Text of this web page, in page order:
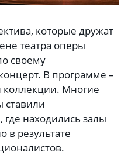
которые дружат
театра оперы
своему
В программе –
коллекции. Многие
ставили
находились залы
в результате